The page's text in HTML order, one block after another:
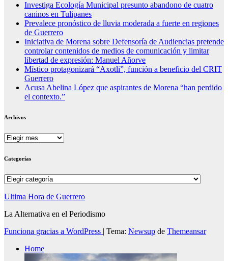
Investiga Ecología Municipal presunto abandono de cuatro
caninos en Tulipanes
Prevalece pronóstico de lluvia moderada a fuerte en regiones
de Guerrero
Iniciativa de Morena sobre Defensoría de Audiencias pretende
controlar contenidos de medios de comunicación y limitar
libertad de expresión: Manuel Añorve
Místico protagonizará “Axotli”, función a beneficio del CRIT
Guerrero
Acusa Abelina López que aspirantes de Morena “han perdido
el contexto.”
Archivos
Archivos
Categorías
Categorías
Ultima Hora de Guerrero
La Alternativa en el Periodismo
Funciona gracias a WordPress | Tema: Newsup de Themeansar
Home